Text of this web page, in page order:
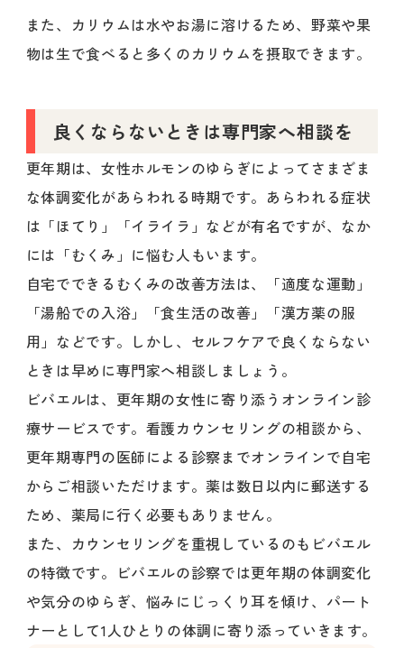
また、カリウムは水やお湯に溶けるため、野菜や果
物は生で食べると多くのカリウムを摂取できます。
良くならないときは専門家へ相談を
更年期は、女性ホルモンのゆらぎによってさまざま
な体調変化があらわれる時期です。あらわれる症状
は「ほてり」「イライラ」などが有名ですが、なか
には「むくみ」に悩む人もいます。
自宅でできるむくみの改善方法は、「適度な運動」
「湯船での入浴」「食生活の改善」「漢方薬の服
用」などです。しかし、セルフケアで良くならない
ときは早めに専門家へ相談しましょう。
ビバエルは、更年期の女性に寄り添うオンライン診
療サービスです。看護カウンセリングの相談から、
更年期専門の医師による診察までオンラインで自宅
からご相談いただけます。薬は数日以内に郵送する
ため、薬局に行く必要もありません。
また、カウンセリングを重視しているのもビバエル
の特徴です。ビバエルの診察では更年期の体調変化
や気分のゆらぎ、悩みにじっくり耳を傾け、パート
ナーとして1人ひとりの体調に寄り添っていきます。